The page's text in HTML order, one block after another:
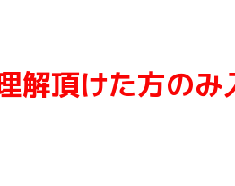
解頂けた方の